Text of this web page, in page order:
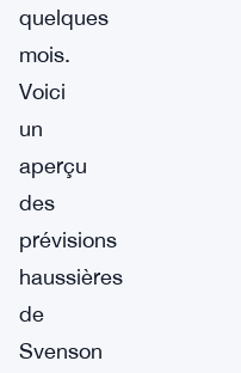
quelques
mois.
Voici
un
aperçu
des
prévisions
haussières
de
Svenson